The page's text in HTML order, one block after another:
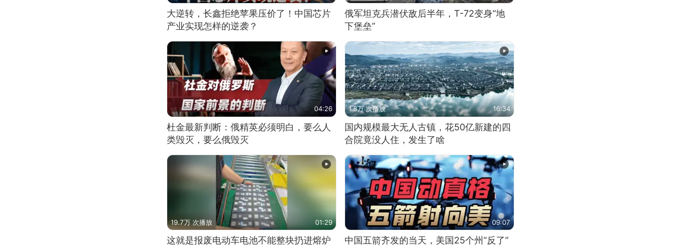
大逆转，长鑫拒绝苹果压价了！中国芯片
产业实现怎样的逆袭？
俄军坦克兵潜伏敌后半年，T-72变身“地
下堡垒”
04:26
杜金最新判断：俄精英必须明白，要么人
类毁灭，要么俄毁灭
1.8万 次播放 16:34
国内规模最大无人古镇，花50亿新建的四
合院竟没人住，发生了啥
19.7万 次播放 01:29
这就是报废电动车电池不能整块扔进熔炉
09:07
中国五箭齐发的当天，美国25个州“反了”